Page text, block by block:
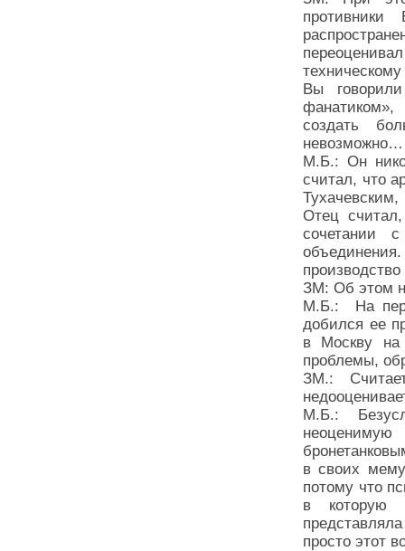
Вы
создать
невозможно…
М.Б.: Он
считал, что
Отец
сочетании с
ЗМ: Об этом
М.Б.: На
добился ее
в Москву на
проблемы,
ЗМ.:
М.Б.:
в своих
потому что
в которую
просто этот